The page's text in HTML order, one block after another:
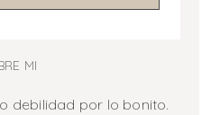
MI
debilidad por lo bonito.